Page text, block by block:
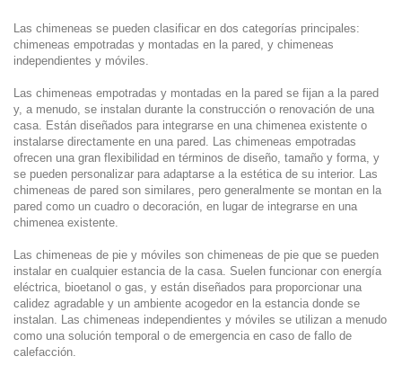
Las chimeneas se pueden clasificar en dos categorías principales:
chimeneas empotradas y montadas en la pared, y chimeneas
independientes y móviles.
Las chimeneas empotradas y montadas en la pared se fijan a la pared
y, a menudo, se instalan durante la construcción o renovación de una
casa. Están diseñados para integrarse en una chimenea existente o
instalarse directamente en una pared. Las chimeneas empotradas
ofrecen una gran flexibilidad en términos de diseño, tamaño y forma, y ​​
se pueden personalizar para adaptarse a la estética de su interior. Las
chimeneas de pared son similares, pero generalmente se montan en la
pared como un cuadro o decoración, en lugar de integrarse en una
chimenea existente.
Las chimeneas de pie y móviles son chimeneas de pie que se pueden
instalar en cualquier estancia de la casa. Suelen funcionar con energía
eléctrica, bioetanol o gas, y están diseñados para proporcionar una
calidez agradable y un ambiente acogedor en la estancia donde se
instalan. Las chimeneas independientes y móviles se utilizan a menudo
como una solución temporal o de emergencia en caso de fallo de
calefacción.